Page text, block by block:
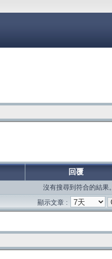
回覆
沒有搜尋到符合的結果。
顯示文章 :